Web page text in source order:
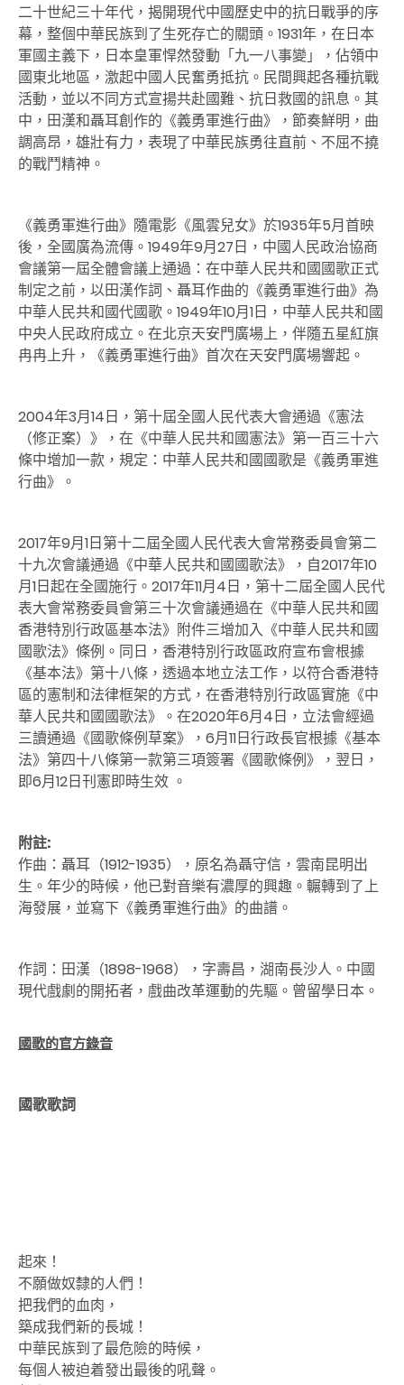
二十世紀三十年代，揭開現代中國歷史中的抗日戰爭的序
幕，整個中華民族到了生死存亡的關頭。1931年，在日本
軍國主義下，日本皇軍悍然發動「九一八事變」，佔領中
國東北地區，激起中國人民奮勇抵抗。民間興起各種抗戰
活動，並以不同方式宣揚共赴國難、抗日救國的訊息。其
中，田漢和聶耳創作的《義勇軍進行曲》，節奏鮮明，曲
調高昂，雄壯有力，表現了中華民族勇往直前、不屈不撓
的戰鬥精神。
《義勇軍進行曲》隨電影《風雲兒女》於1935年5月首映
後，全國廣為流傳。1949年9月27日，中國人民政治協商
會議第一屆全體會議上通過：在中華人民共和國國歌正式
制定之前，以田漢作詞、聶耳作曲的《義勇軍進行曲》為
中華人民共和國代國歌。1949年10月1日，中華人民共和國
中央人民政府成立。在北京天安門廣場上，伴隨五星紅旗
冉冉上升，《義勇軍進行曲》首次在天安門廣場響起。
2004年3月14日，第十屆全國人民代表大會通過《憲法
（修正案）》，在《中華人民共和國憲法》第一百三十六
條中增加一款，規定：中華人民共和國國歌是《義勇軍進
行曲》。
2017年9月1日第十二屆全國人民代表大會常務委員會第二
十九次會議通過《中華人民共和國國歌法》，自2017年10
月1日起在全國施行。2017年11月4日，第十二屆全國人民代
表大會常務委員會第三十次會議通過在《中華人民共和國
香港特別行政區基本法》附件三增加入《中華人民共和國
國歌法》條例。同日，香港特別行政區政府宣布會根據
《基本法》第十八條，透過本地立法工作，以符合香港特
區的憲制和法律框架的方式，在香港特別行政區實施《中
華人民共和國國歌法》。在2020年6月4日，立法會經過
三讀通過《國歌條例草案》，6月11日行政長官根據《基本
法》第四十八條第一款第三項簽署《國歌條例》，翌日，
即6月12日刊憲即時生效 。
附註:
作曲：聶耳（1912-1935），原名為聶守信，雲南昆明出
生。年少的時候，他已對音樂有濃厚的興趣。輾轉到了上
海發展，並寫下《義勇軍進行曲》的曲譜。
作詞：田漢（1898-1968），字壽昌，湖南長沙人。中國
現代戲劇的開拓者，戲曲改革運動的先驅。曾留學日本。
國歌的官方錄音
國歌歌詞
起來！
不願做奴隸的人們！
把我們的血肉，
築成我們新的長城！
中華民族到了最危險的時候，
每個人被迫着發出最後的吼聲。